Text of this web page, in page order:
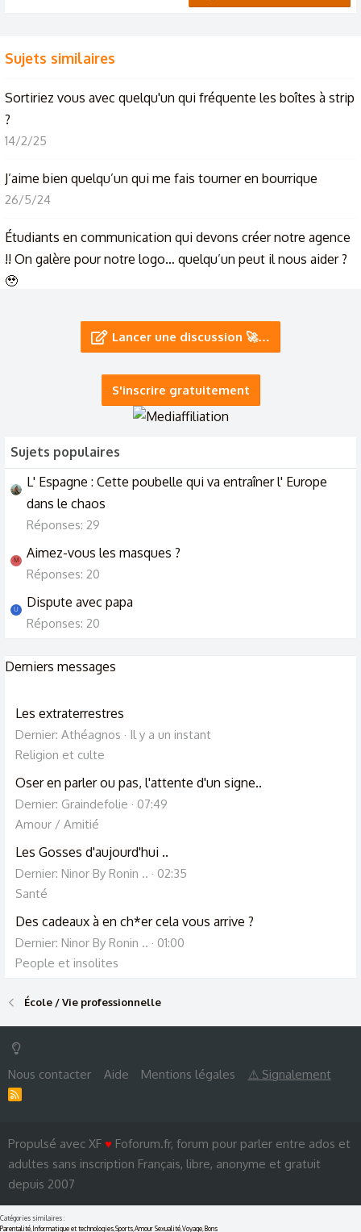
Sujets similaires
Sortiriez vous avec quelqu'un qui fréquente les boîtes à strip
?
14/2/25
J’aime bien quelqu’un qui me fais tourner en bourrique
26/5/24
Étudiants en communication qui devons créer notre agence
!! On galère pour notre logo… quelqu’un peut il nous aider ?
🥹
envie de parler à quelqu’un qui en ressent le besoin
Slt, j'aimerai discuter avec quelqu'un qui peut me
Lancer une discussion 🚀…
S'inscrire gratuitement
Sujets populaires
L' Espagne : Cette poubelle qui va entraîner l' Europe
dans le chaos
Réponses: 29
M Aimez-vous les masques ?
Réponses: 20
U Dispute avec papa
Réponses: 20
Derniers messages
Les extraterrestres
Dernier: Athéagnos
Il y a un instant
Religion et culte
Oser en parler ou pas, l'attente d'un signe..
Dernier: Graindefolie
07:49
Amour / Amitié
Les Gosses d'aujourd'hui ..
Dernier: Ninor By Ronin ..
02:35
Santé
Des cadeaux à en ch*er cela vous arrive ?
Dernier: Ninor By Ronin ..
01:00
People et insolites
École / Vie professionnelle
Nous contacter Aide Mentions légales ⚠ Signalement
Propulsé avec XF ♥ Foforum.fr, forum pour parler entre ados et
adultes sans inscription Français, libre, anonyme et gratuit
depuis 2007
Catégories similaires :
Parentalité Informatique et technologies Sports Amour Sexualité Voyage Bons